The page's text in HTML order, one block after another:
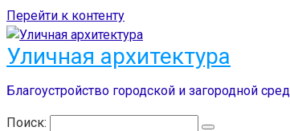
Перейти к контенту
Уличная архитектура
Благоустройство городской и загородной
Поиск: